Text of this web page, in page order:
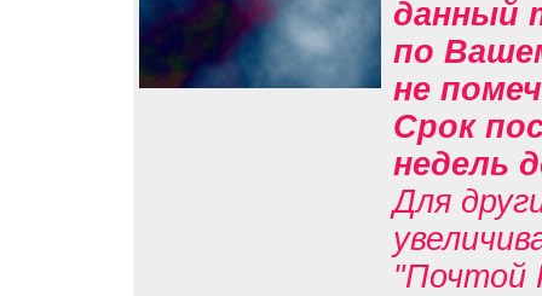
данный
по
не
Срок
недель
Для
"Почтой